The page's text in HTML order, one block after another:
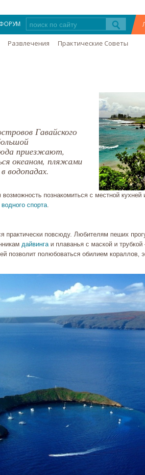
Развлечения Практические Советы
Гавайского
приезжают,
океаном, пляжами
водопадах.
познакомиться с местной кухней
водного спорта.
практически повсюду. Любителям пеших
дайвингаи плаванья с маской и
позволит полюбоваться обилием кораллов,